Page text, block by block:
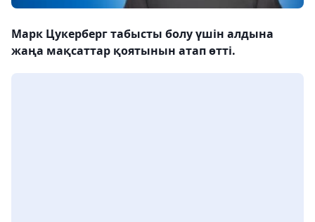
Марк Цукерберг табысты болу үшін алдына
жаңа мақсаттар қоятынын атап өтті.